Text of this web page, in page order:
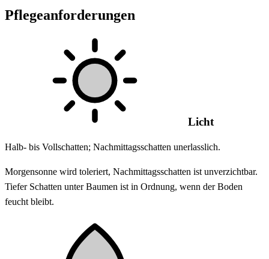
Pflegeanforderungen
Licht
Halb- bis Vollschatten; Nachmittagsschatten unerlasslich.
Morgensonne wird toleriert, Nachmittagsschatten ist unverzichtbar.
Tiefer Schatten unter Baumen ist in Ordnung, wenn der Boden
feucht bleibt.